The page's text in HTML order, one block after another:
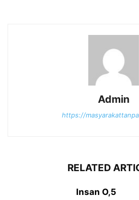
Admin
https://
RELATED
Insan O,5